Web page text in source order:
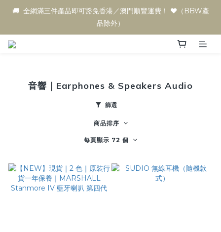
🚚  全網滿三件產品即可豁免香港／澳門順豐運費！ ♥️（BBW產
品除外）
音響｜Earphones & Speakers Audio
篩選
商品排序
每頁顯示 72 個